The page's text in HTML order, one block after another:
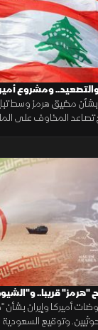
ومشروع
مضيق هرمز وسط
تصاعد المخاوف على
قريبا..
أميركا وإيران بشأن
وتوقيع السعودية